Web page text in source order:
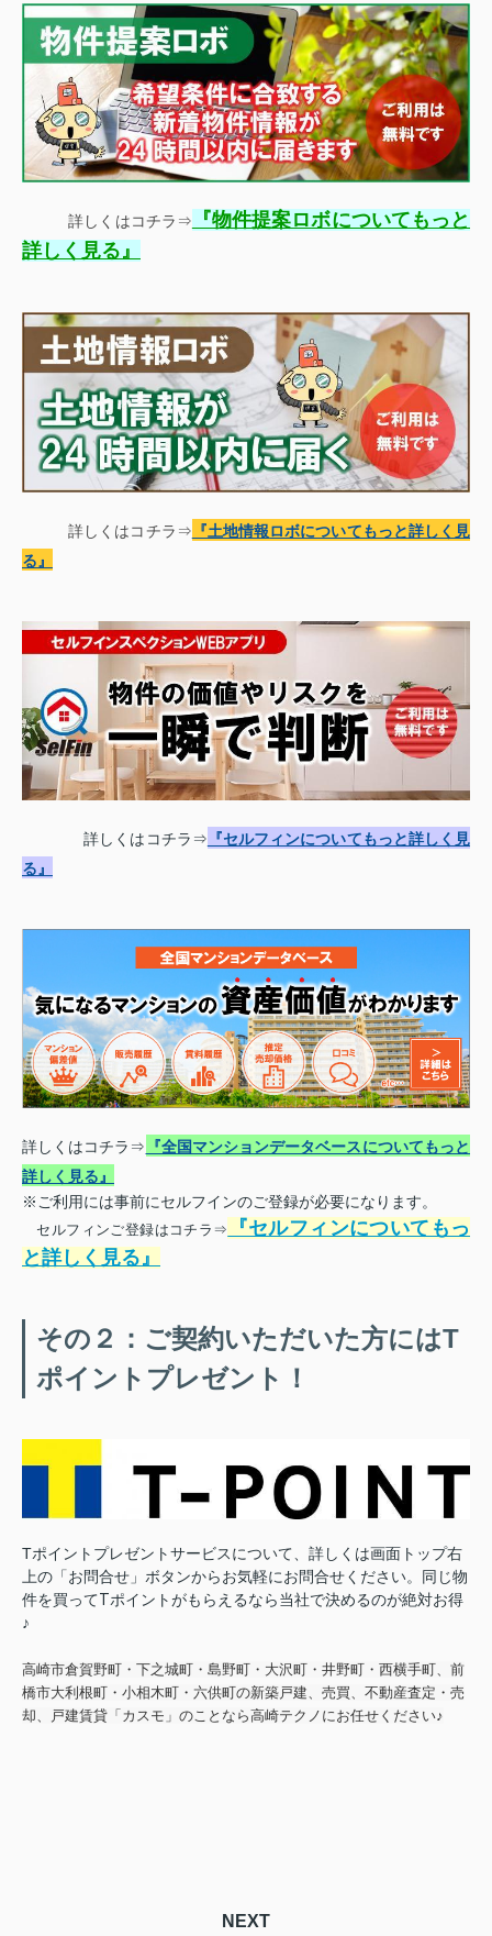
詳しくはコチラ⇒ 『物件提案ロボについてもっと
詳しく見る』
詳しくはコチラ⇒ 『土地情報ロボについてもっと詳しく見
る 』
詳しくはコチラ⇒ 『セルフィンについてもっと詳しく見
る』
詳しくはコチラ⇒ 『全国マンションデータベースについてもっと
詳しく見る』
※ご利用には事前にセルフインのご登録が必要になります。
セルフィンご登録はコチラ⇒
『セルフィンについてもっ
と詳しく見る』
その２：ご契約いただいた方にはT
ポイントプレゼント！
Tポイントプレゼントサービスについて、詳しくは画面トップ右
上の「お問合せ」ボタンからお気軽にお問合せください。 同じ物
件を買ってTポイントがもらえるなら当社で決めるのが絶対お得
♪
高崎市倉賀野町・下之城町・島野町・大沢町・井野町・西横手町、前
橋市大利根町・小相木町・六供町の新築戸建、売買、不動産査定・売
却、戸建賃貸「カスモ」のことなら高崎テクノにお任せください♪
NEXT